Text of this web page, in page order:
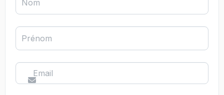
Nom
Prénom
Email